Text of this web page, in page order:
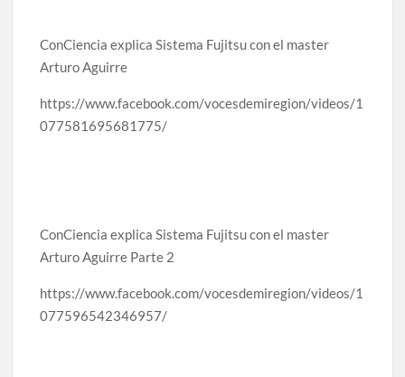
ConCiencia explica Sistema Fujitsu con el master
Arturo Aguirre
https://www.facebook.com/vocesdemiregion/videos/1
077581695681775/
ConCiencia explica Sistema Fujitsu con el master
Arturo Aguirre Parte 2
https://www.facebook.com/vocesdemiregion/videos/1
077596542346957/